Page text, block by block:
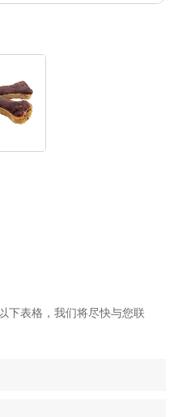
下表格，我们将尽快与您联